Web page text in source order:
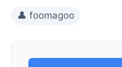
👤 foomagoo